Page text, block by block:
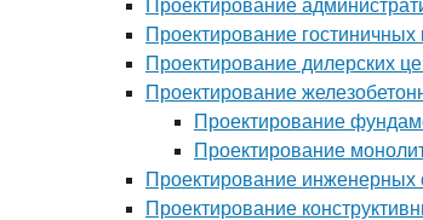
Проектирование
Проектирование гостиничных
Проектирование дилерских
Проектирование
Проектирование
Проектирование
Проектирование инженерных
Проектирование